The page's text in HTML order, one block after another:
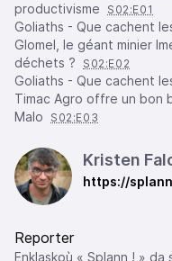
productivisme
S02:E01
Goliaths - Que cachent
Glomel, le géant minier
déchets ?
S02:E02
Goliaths - Que cachent
Timac Agro offre un bon
Malo
S02:E03
Kristen
https://
Reporter
Enklaskoù « Splann ! »